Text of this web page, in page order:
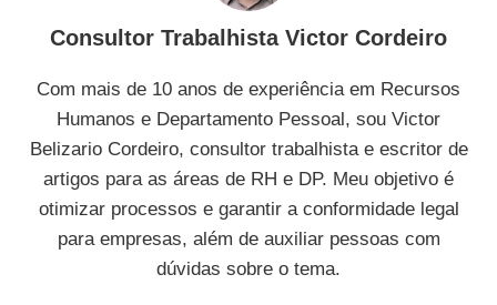
Consultor Trabalhista Victor Cordeiro
Com mais de 10 anos de experiência em Recursos
Humanos e Departamento Pessoal, sou Victor
Belizario Cordeiro, consultor trabalhista e escritor de
artigos para as áreas de RH e DP. Meu objetivo é
otimizar processos e garantir a conformidade legal
para empresas, além de auxiliar pessoas com
dúvidas sobre o tema.